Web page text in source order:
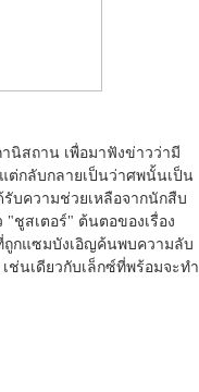
นิสถาน เพื่อมาฟังข่าวว่ามี
ต่กลับกลายเป็นว่าศพนั้นเป็น
บความช่วยเหลือจากนักสืบ
ชูสเตอร์" ต้นตอของเรื่อง
ถูกแซมบังเอิญค้นพบความลับ
ช่นเดียวกับเล็กซ์ที่พร้อมจะทำ